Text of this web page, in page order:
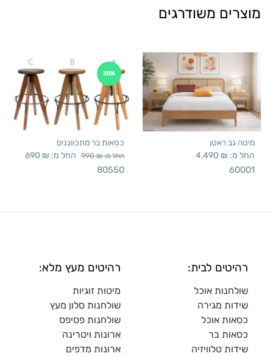
מוצרים משודרגים
מיטה גב ראטן
החל מ: 4,490 ₪
60001
30%
כסאות בר מתכווננים
החל מ: 990₪ החל מ: 690 ₪
80550
רהיטים לבית:
שולחנות אוכל
שידות מגירה
כסאות אוכל
כסאות בר
שידות טלוויזיה
רהיטים מעץ מלא:
מיטות זוגיות
שולחנות סלון מעץ
שולחנות פסיפס
ארונות ויטרינה
ארונות מדפים